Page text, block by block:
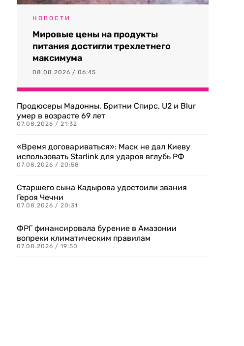
НОВОСТИ
Мировые цены на продукты
питания достигли трехлетнего
максимума
08.08.2026 / 06:45
Продюсеры Мадонны, Бритни Спирс, U2 и Blur
умер в возрасте 69 лет
07.08.2026 / 21:32
«Время договариваться»: Маск не дал Киеву
использовать Starlink для ударов вглубь РФ
07.08.2026 / 20:58
Старшего сына Кадырова удостоили звания
Героя Чечни
07.08.2026 / 20:31
ФРГ финансировала бурение в Амазонии
вопреки климатическим правилам
07.08.2026 / 19:50